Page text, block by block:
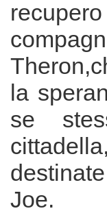
la
se
Joe.